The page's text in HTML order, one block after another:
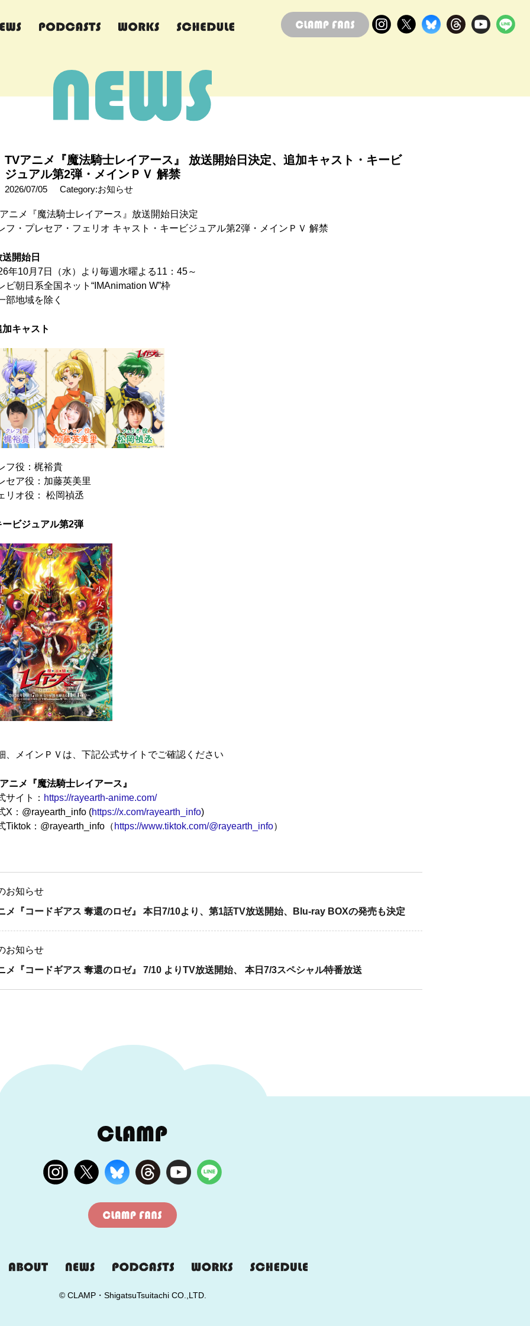
TVアニメ『魔法騎士レイアース』 放送開始日決定、追加キャスト・キービ
ジュアル第2弾・メインＰＶ 解禁
2026/07/05 Category:お知らせ
ニメ『魔法騎士レイアース』放送開始日決定
フ・プレセア・フェリオ キャスト・キービジュアル第2弾・メインＰＶ 解禁
開始日
年10月7日（水）より毎週水曜よる11：45～
ビ朝日系全国ネット“IMAnimation W”枠
部地域を除く
キャスト
フ役：梶裕貴
セア役：加藤英美里
リオ役： 松岡禎丞
ービジュアル第2弾
、メインＰＶは、下記公式サイトでご確認ください
ニメ『魔法騎士レイアース』
サイト： https://rayearth-anime.com/
X：@rayearth_info (https://x.com/rayearth_info)
Tiktok：@rayearth_info（ https://www.tiktok.com/@rayearth_info）
お知らせ
メ『コードギアス 奪還のロゼ』 本日7/10より、第1話TV放送開始、Blu-ray BOXの発売も決定
お知らせ
メ『コードギアス 奪還のロゼ』 7/10 よりTV放送開始、 本日7/3スペシャル特番放送
© CLAMP・ShigatsuTsuitachi CO.,LTD.